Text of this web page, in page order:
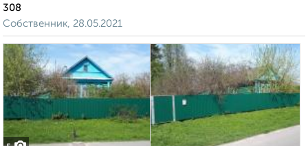
308
Собственник, 28.05.2021